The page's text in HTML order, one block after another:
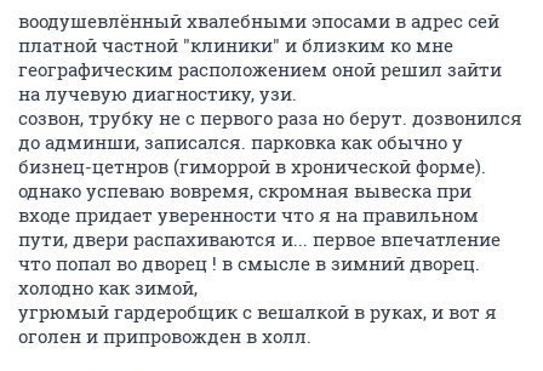
воодушевлённый хвалебными эпосами в адрес сей
платной частной "клиники" и близким ко мне
географическим расположением оной решил зайти
на лучевую диагностику, узи.
созвон, трубку не с первого раза но берут. дозвонился
до админши, записался. парковка как обычно у
бизнец-цетнров (гиморрой в хронической форме).
однако успеваю вовремя, скромная вывеска при
входе придает уверенности что я на правильном
пути, двери распахиваются и... первое впечатление
что попал во дворец ! в смысле в зимний дворец.
холодно как зимой,
угрюмый гардеробщик с вешалкой в руках, и вот я
оголен и припровожден в холл.